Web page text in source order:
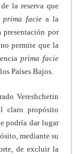
la reserva que
prima faciea la
presentación por
permite que la
prima facie
Países Bajos.
Vereshchetin
claro propósito
podría dar lugar
mediante su
de excluir la